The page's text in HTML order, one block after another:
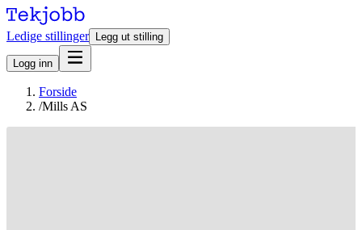
Ledige stillinger Legg ut stilling
Logg inn
Forside
/Mills AS